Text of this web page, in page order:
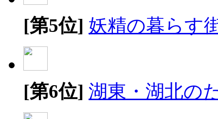
[第5位] 妖精の暮らす
[第6位] 湖東・湖北の